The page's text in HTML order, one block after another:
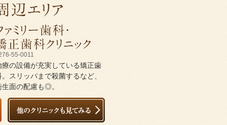
55-0011
療の設備が充実している矯正歯
。スリッパまで殺菌するなど、
生面の配慮も◎。